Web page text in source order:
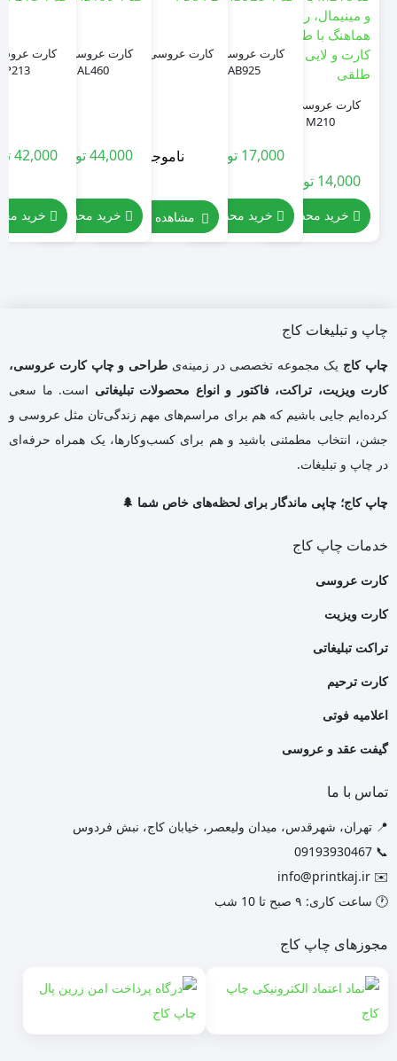
کارت عروسی کد
M210
14,000 تومان
خرید محصول
کارت عروسی کد
AB925
17,000 تومان
خرید محصول
کارت عروسی کد P364
ناموجود!
مشاهده محصول
کارت عروسی کد
AL460
44,000تومان
خرید محصول
کارت
P213
42,000
خرید
چاپ و تبلیغات کاج
چاپ کاج یک مجموعه تخصصی در زمینه‌ی طراحی و چاپ کارت عروسی،
کارت ویزیت، تراکت، فاکتور و انواع محصولات تبلیغاتی است. ما سعی
کرده‌ایم جایی باشیم که هم برای مراسم‌های مهم زندگی‌تان مثل عروسی و
جشن، انتخاب مطمئنی باشید و هم برای کسب‌وکارها، یک همراه حرفه‌ای
در چاپ و تبلیغات.
چاپ کاج؛ چاپی ماندگار برای لحظه‌های خاص شما 🌲
خدمات چاپ کاج
کارت عروسی
کارت ویزیت
تراکت تبلیغاتی
کارت ترحیم
اعلامیه فوتی
گیفت عقد و عروسی
تماس با ما
📍 تهران، شهرقدس، میدان ولیعصر، خیابان کاج، نبش فردوس
📞 09193930467
✉️
info@printkaj.ir
🕐 ساعت کاری: ۹ صبح تا 10 شب
مجوزهای چاپ کاج